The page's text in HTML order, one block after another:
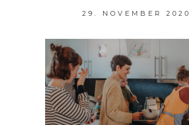
29. NOVEMBER 2020